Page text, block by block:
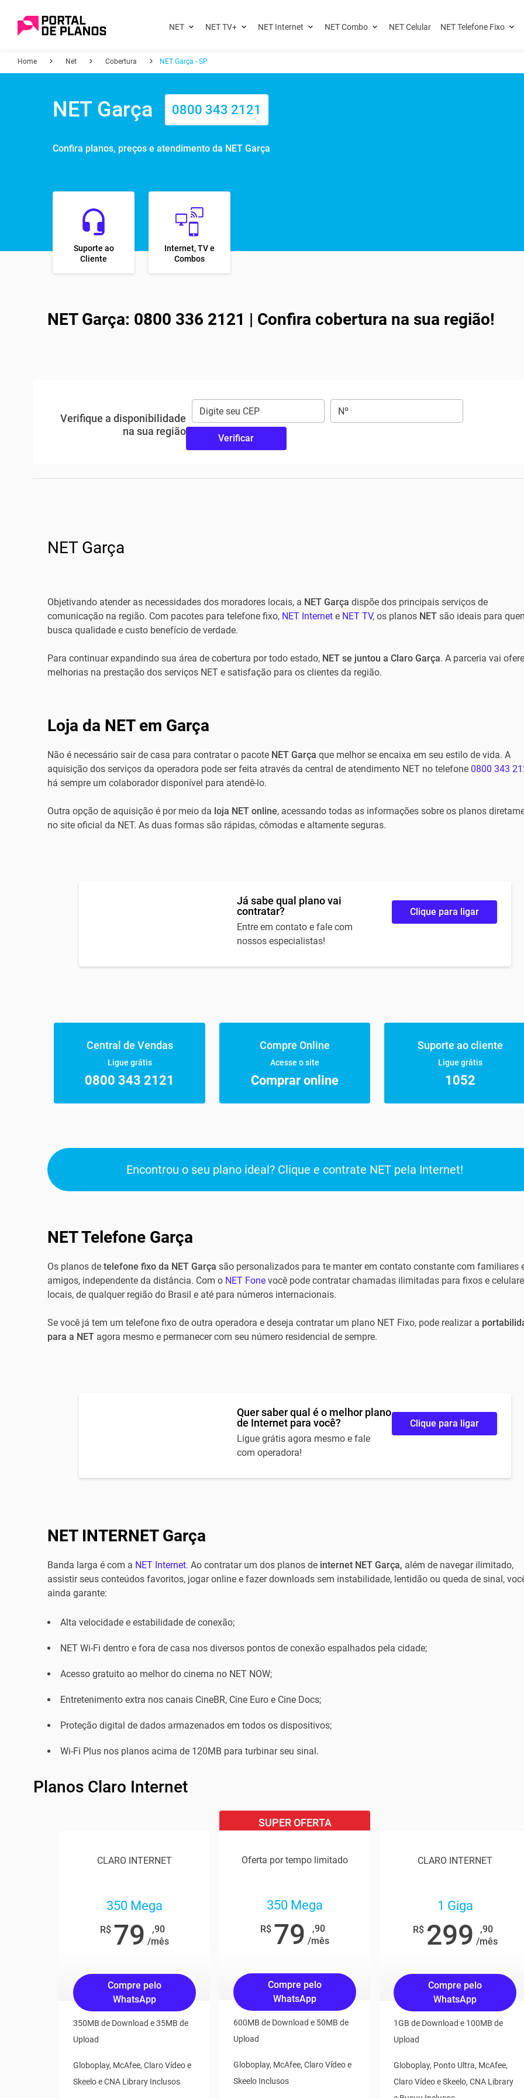
NET NET TV+ NET Internet NET Combo NET Celular NET Telefone Fixo
Home Net Cobertura NET Garça - SP
NET Garça 0800 343 2121
Confira planos, preços e atendimento da NET Garça
Suporte ao
Cliente
Internet, TV e
Combos
NET Garça: 0800 336 2121 | Confira cobertura na sua região!
Verifique a disponibilidade
na sua região
Verificar
NET Garça
Objetivando atender as necessidades dos moradores locais, a NET Garça dispõe dos principais serviços de
comunicação na região. Com pacotes para telefone fixo, NET Internete NET TV, os planos NET são ideais para
busca qualidade e custo benefício de verdade.
Para continuar expandindo sua área de cobertura por todo estado, NET se juntou a Claro Garça. A parceria vai
melhorias na prestação dos serviços NET e satisfação para os clientes da região.
Loja da NET em Garça
Não é necessário sair de casa para contratar o pacote NET Garça que melhor se encaixa em seu estilo de vida. A
aquisição dos serviços da operadora pode ser feita através da central de atendimento NET no telefone 0800 343
há sempre um colaborador disponível para atendê-lo.
Outra opção de aquisição é por meio da loja NET online, acessando todas as informações sobre os planos
no site oficial da NET. As duas formas são rápidas, cômodas e altamente seguras.
Já sabe qual plano vai
contratar?
Entre em contato e fale com
nossos especialistas!
Clique para ligar
Central de Vendas
Ligue grátis
0800 343 2121
Compre Online
Acesse o site
Comprar online
Suporte ao cliente
Ligue grátis
1052
Encontrou o seu plano ideal? Clique e contrate NET pela Internet!
NET Telefone Garça
Os planos de telefone fixo da NET Garça são personalizados para te manter em contato constante com familiares
amigos, independente da distância. Com o NET Fonevocê pode contratar chamadas ilimitadas para fixos e
locais, de qualquer região do Brasil e até para números internacionais.
Se você já tem um telefone fixo de outra operadora e deseja contratar um plano NET Fixo, pode realizar a
para a NETagora mesmo e permanecer com seu número residencial de sempre.
Quer saber qual é o melhor plano
de Internet para você?
Ligue grátis agora mesmo e fale
com operadora!
Clique para ligar
NET INTERNET Garça
Banda larga é com a NET Internet. Ao contratar um dos planos de internet NET Garça, além de navegar ilimitado,
assistir seus conteúdos favoritos, jogar online e fazer downloads sem instabilidade, lentidão ou queda de sinal,
ainda garante:
Alta velocidade e estabilidade de conexão;
NET Wi-Fi dentro e fora de casa nos diversos pontos de conexão espalhados pela cidade;
Acesso gratuito ao melhor do cinema no NET NOW;
Entretenimento extra nos canais CineBR, Cine Euro e Cine Docs;
Proteção digital de dados armazenados em todos os dispositivos;
Wi-Fi Plus nos planos acima de 120MB para turbinar seu sinal.
Planos Claro Internet
CLARO INTERNET
350 Mega
R$ 79
,90
/mês
Compre pelo
WhatsApp
350MB de Download e 35MB de
Upload
Globoplay, McAfee, Claro Vídeo e
Skeelo e CNA Library Inclusos
SUPER OFERTA
Oferta por tempo limitado
350 Mega
R$ 79
,90
/mês
Compre pelo
WhatsApp
600MB de Download e 50MB de
Upload
Globoplay, McAfee, Claro Vídeo e
Skeelo Inclusos
CLARO INTERNET
1 Giga
R$ 299
,90
/mês
Compre pelo
WhatsApp
1GB de Download e 100MB de
Upload
Globoplay, Ponto Ultra, McAfee,
Claro Vídeo e Skeelo, CNA Library